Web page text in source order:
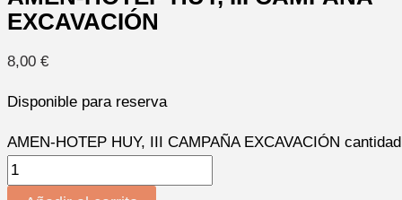
EXCAVACIÓN
8,00 €
Disponible para reserva
AMEN-HOTEP HUY, III CAMPAÑA EXCAVACIÓN cantidad